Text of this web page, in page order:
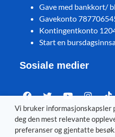
Gave med bankkort/
Gavekonto
Kontingentkonto
Start en
Sosiale medier
Visit MIFF in other languages
Vi bruker informasjonskapsler
deg den mest relevante
preferanser og gjentatte